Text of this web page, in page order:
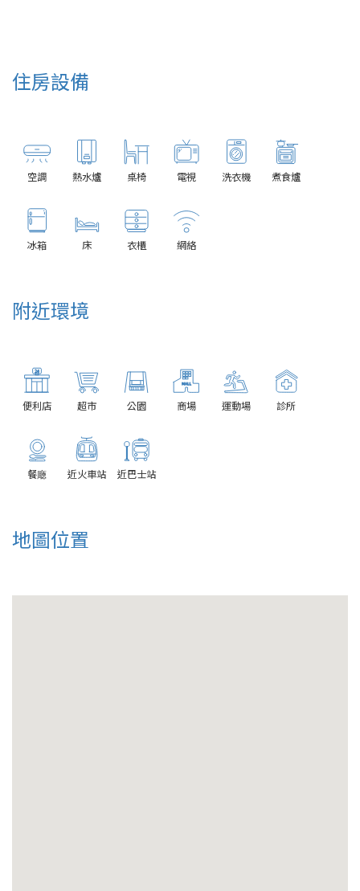
住房設備
空調 熱水爐 桌椅 電視 洗衣機 煮食爐
冰箱 床 衣櫃 網絡
附近環境
便利店 超市 公園 商場 運動場 診所
餐廰 近火車站 近巴士站
地圖位置